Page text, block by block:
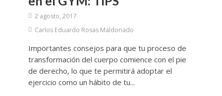
2 agosto, 2017
Carlos Eduardo Rosas Maldonado
Importantes consejos para que tu proceso de
transformación del cuerpo comience con el pie
de derecho, lo que te permitirá adoptar el
ejercicio como un hábito de tu...